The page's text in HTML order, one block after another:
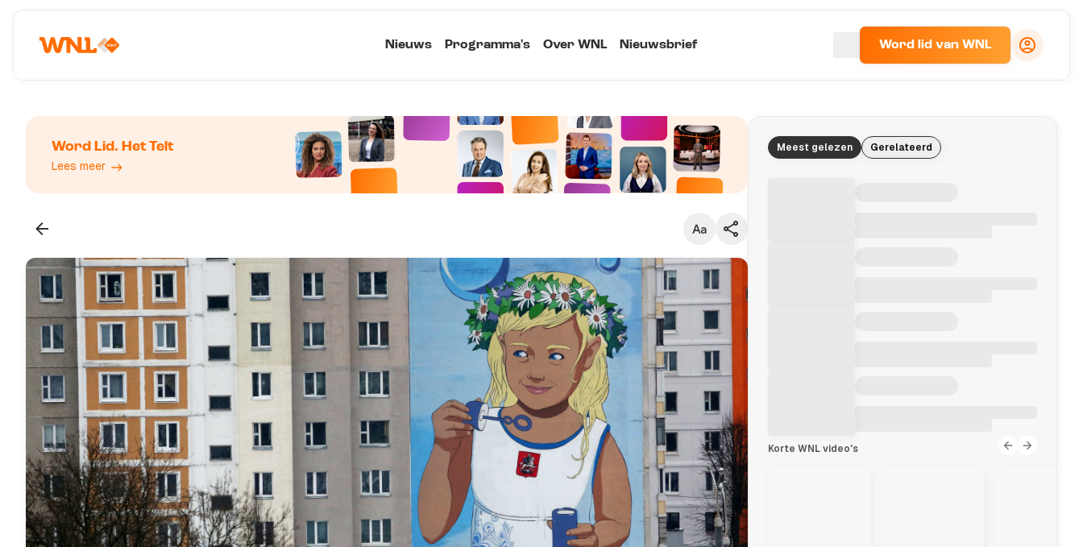
Nieuws Programma's Over WNL Nieuwsbrief Word lid van WNL
Word Lid. Het Telt
Lees meer
Klein
Standaard
Groot
Kopieer link
Meest gelezen Gerelateerd
Korte WNL video's